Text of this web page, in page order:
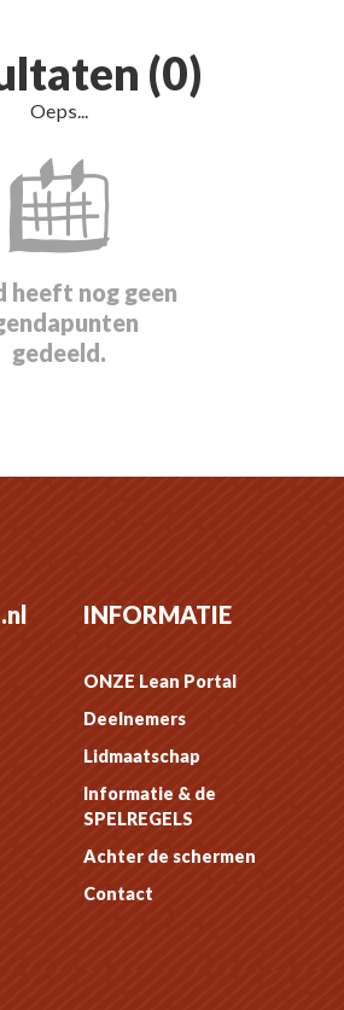
(0)
Oeps...
heeft nog geen
gedeeld.
INFORMATIE
ONZE Lean Portal
Deelnemers
Lidmaatschap
Informatie & de
SPELREGELS
Achter de schermen
Contact